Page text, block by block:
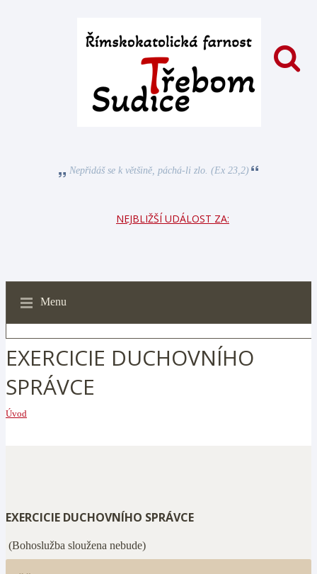
Nepřidáš se k většině, páchá-li zlo. (Ex 23,2)
NEJBLIŽŠÍ UDÁLOST ZA:
Menu
EXERCICIE DUCHOVNÍHO
SPRÁVCE
Úvod
EXERCICIE DUCHOVNÍHO SPRÁVCE
(Bohoslužba sloužena nebude)